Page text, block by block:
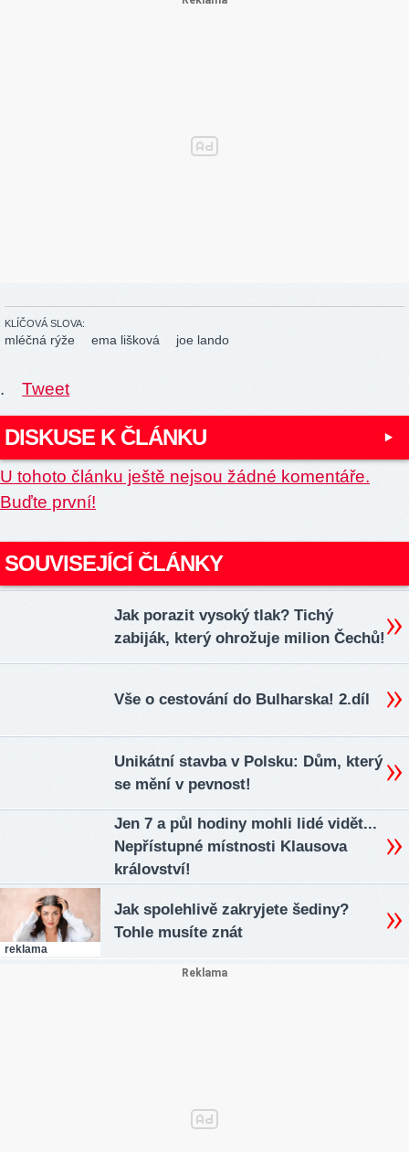
KLÍČOVÁ SLOVA:
mléčná rýže ema lišková joe lando
. Tweet
DISKUSE K ČLÁNKU
U tohoto článku ještě nejsou žádné komentáře.
Buďte první!
SOUVISEJÍCÍ ČLÁNKY
Jak porazit vysoký tlak? Tichý
zabiják, který ohrožuje milion Čechů!
Vše o cestování do Bulharska! 2.díl
Unikátní stavba v Polsku: Dům, který
se mění v pevnost!
Jen 7 a půl hodiny mohli lidé vidět...
Nepřístupné místnosti Klausova
království!
reklama
Jak spolehlivě zakryjete šediny?
Tohle musíte znát